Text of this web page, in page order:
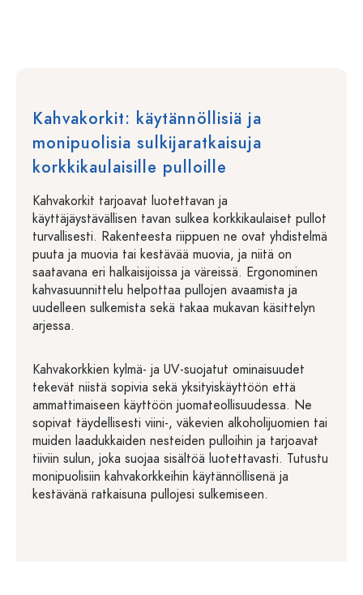
Kahvakorkit: käytännöllisiä ja
monipuolisia sulkijaratkaisuja
korkkikaulaisille pulloille
Kahvakorkit tarjoavat luotettavan ja
käyttäjäystävällisen tavan sulkea korkkikaulaiset pullot
turvallisesti. Rakenteesta riippuen ne ovat yhdistelmä
puuta ja muovia tai kestävää muovia, ja niitä on
saatavana eri halkaisijoissa ja väreissä. Ergonominen
kahvasuunnittelu helpottaa pullojen avaamista ja
uudelleen sulkemista sekä takaa mukavan käsittelyn
arjessa.
Kahvakorkkien kylmä- ja UV-suojatut ominaisuudet
tekevät niistä sopivia sekä yksityiskäyttöön että
ammattimaiseen käyttöön juomateollisuudessa. Ne
sopivat täydellisesti viini-, väkevien alkoholijuomien tai
muiden laadukkaiden nesteiden pulloihin ja tarjoavat
tiiviin sulun, joka suojaa sisältöä luotettavasti. Tutustu
monipuolisiin kahvakorkkeihin käytännöllisenä ja
kestävänä ratkaisuna pullojesi sulkemiseen.